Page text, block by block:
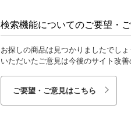
検索機能についてのご要望・
お探しの商品は見つかりましたでし
いただいたご意見は今後のサイト改善
ご要望・ご意見はこちら